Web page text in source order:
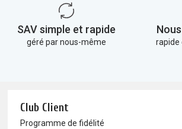
SAV simple et rapide
géré par nous-même rapide
Club Client
Programme de fidélité